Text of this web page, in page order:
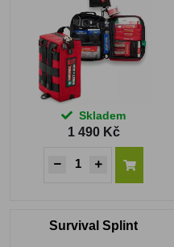
Skladem
1 490 Kč
Survival Splint